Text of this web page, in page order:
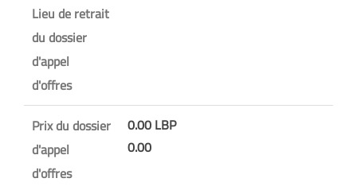
Lieu de retrait
du dossier
d'appel
d'offres
Prix du dossier
d'appel
d'offres
0.00 LBP
0.00